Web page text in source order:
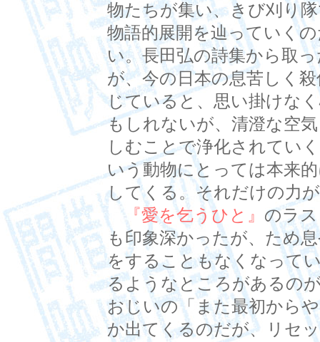
物たちが集い、きび刈り
物語的展開を辿っていく
い。長田弘の詩集から取
が、今の日本の息苦しく
じていると、思い掛けな
もしれないが、清澄な空
しむことで浄化されてい
いう動物にとっては本来
してくる。それだけの力
『愛を乞うひと』 のラ
も印象深かったが、ため
をすることもなくなって
るようなところがあるの
おじいの「また最初から
か出てくるのだが、リセ